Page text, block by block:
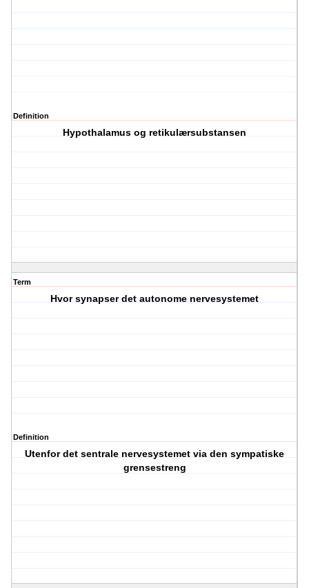
Definition
Hypothalamus og retikulærsubstansen
Term
Hvor synapser det autonome nervesystemet
Definition
Utenfor det sentrale nervesystemet via den sympatiske
grensestreng